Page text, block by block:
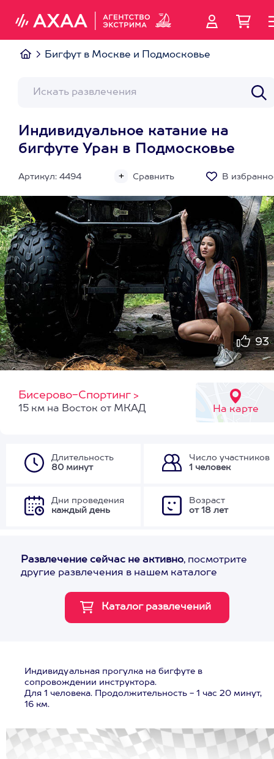
Бигфут в Москве и Подмосковье
Индивидуальное катание на
бигфуте Уран в Подмосковье
Артикул: 4494 Сравнить В
93
Бисерово-Спортинг >
На карте
15 км на Восток от МКАД
Длительность
80 минут
Число участников
1 человек
Дни проведения
каждый день
Возраст
от 18 лет
Развлечение сейчас не активно, посмотрите
другие развлечения в нашем каталоге
Индивидуальная прогулка на бигфуте в
сопровождении инструктора.
Для 1 человека. Продолжительность - 1 час 20 минут,
16 км.